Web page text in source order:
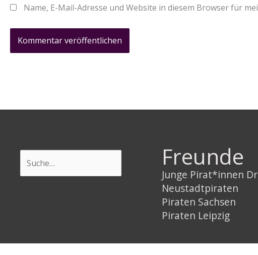
Name, E-Mail-Adresse und Website in diesem Browser für
Freunde
Junge Pirat*innen
Neustadtpiraten
Piraten Sachsen
Piraten Leipzig